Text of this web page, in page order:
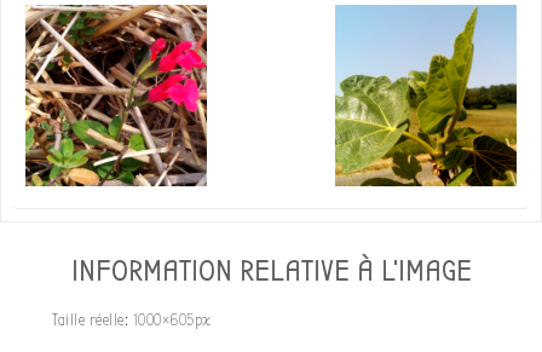
INFORMATION RELATIVE À L'IMAGE
Taille réelle: 1000×605px